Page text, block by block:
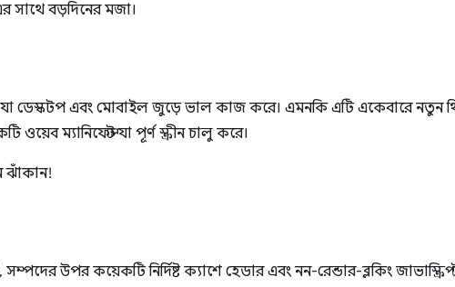
সাথে বড়দিনের মজা।
ডেস্কটপ এবং মোবাইল জুড়ে ভাল কাজ করে। এমনকি এটি একেবারে নতুন
ম্যানিফেস্ট যা পূর্ণ স্ক্রীন চালু করে।
ঝাঁকান!
উপর কয়েকটি নির্দিষ্ট ক্যাশে হেডার এবং নন-রেন্ডার-ব্লকিং